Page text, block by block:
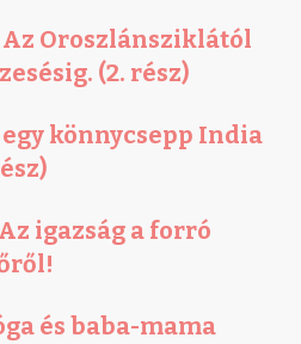
Az Oroszlánsziklától
(2. rész)
könnycsepp India
igazság a forró
és baba-mama